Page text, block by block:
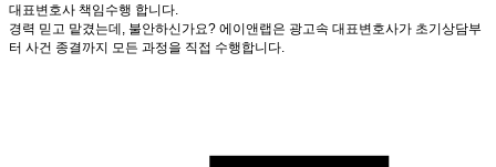
대표변호사 책임수행 합니다.
경력 믿고 맡겼는데, 불안하신가요? 에이앤랩은 광고속 대표변호사가 초기상담부
터 사건 종결까지 모든 과정을 직접 수행합니다.